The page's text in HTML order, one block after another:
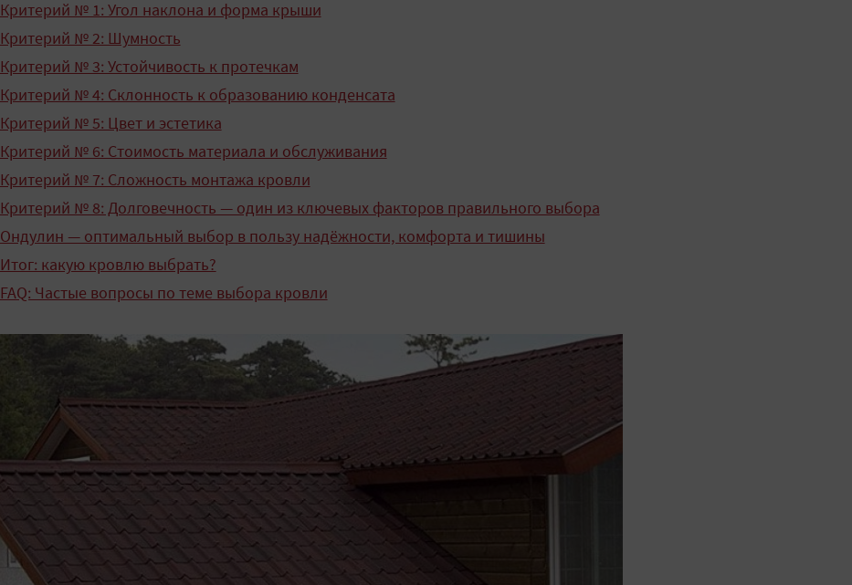
Критерий № 1: Угол наклона и форма крыши
Критерий № 2: Шумность
Критерий № 3: Устойчивость к протечкам
Критерий № 4: Склонность к образованию конденсата
Критерий № 5: Цвет и эстетика
Критерий № 6: Стоимость материала и обслуживания
Критерий № 7: Сложность монтажа кровли
Критерий № 8: Долговечность — один из ключевых факторов правильного выбора
Ондулин — оптимальный выбор в пользу надёжности, комфорта и тишины
Итог: какую кровлю выбрать?
FAQ: Частые вопросы по теме выбора кровли